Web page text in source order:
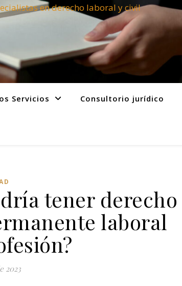
en derecho laboral y civil
Servicios Consultorio jurídico
tener derecho
laboral
2023